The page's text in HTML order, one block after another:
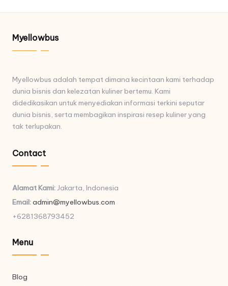
Myellowbus
Myellowbus adalah tempat dimana kecintaan kami terhadap
dunia bisnis dan kelezatan kuliner bertemu. Kami
didedikasikan untuk menyediakan informasi terkini seputar
dunia bisnis, serta membagikan inspirasi resep kuliner yang
tak terlupakan.
Contact
Alamat Kami:Jakarta, Indonesia
Email:admin@myellowbus.com
+6281368793452
Menu
Blog